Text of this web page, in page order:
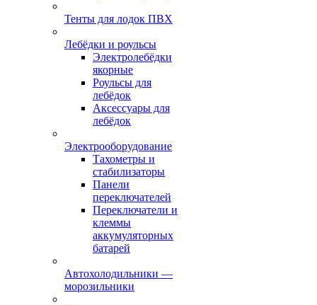
Тенты для лодок ПВХ
Лебёдки и роульсы
Электролебёдки
якорные
Роульсы для
лебёдок
Аксессуары для
лебёдок
Электрооборудование
Тахометры и
стабилизаторы
Панели
переключателей
Переключатели и
клеммы
аккумуляторных
батарей
Автохолодильники —
морозильники